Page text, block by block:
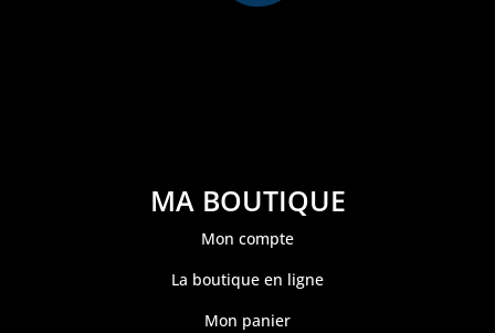
MA BOUTIQUE
Mon compte
La boutique en ligne
Mon panier